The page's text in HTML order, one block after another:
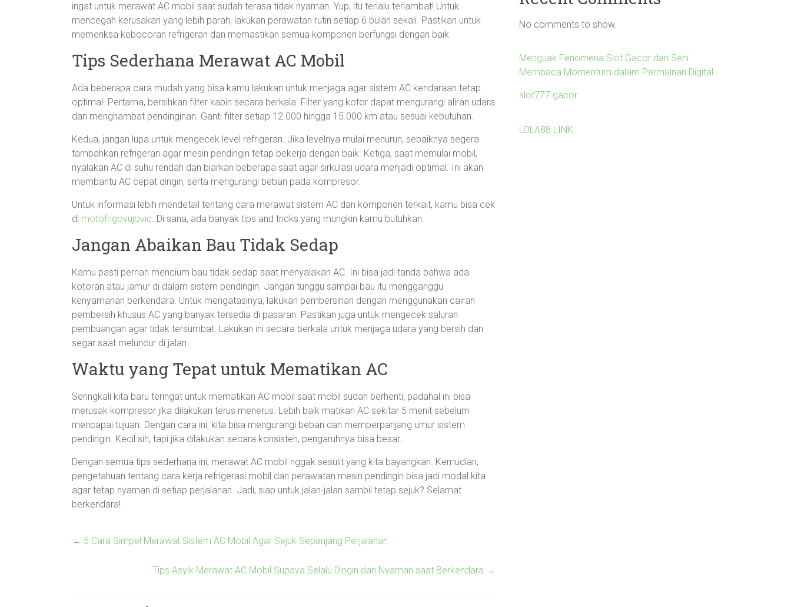
ingat untuk merawat AC mobil saat sudah terasa tidak nyaman. Yup, itu terlalu terlambat! Untuk
mencegah kerusakan yang lebih parah, lakukan perawatan rutin setiap 6 bulan sekali. Pastikan untuk
memeriksa kebocoran refrigeran dan memastikan semua komponen berfungsi dengan baik.
Tips Sederhana Merawat AC Mobil
Ada beberapa cara mudah yang bisa kamu lakukan untuk menjaga agar sistem AC kendaraan tetap
optimal. Pertama, bersihkan filter kabin secara berkala. Filter yang kotor dapat mengurangi aliran udara
dan menghambat pendinginan. Ganti filter setiap 12.000 hingga 15.000 km atau sesuai kebutuhan.
Kedua, jangan lupa untuk mengecek level refrigeran. Jika levelnya mulai menurun, sebaiknya segera
tambahkan refrigeran agar mesin pendingin tetap bekerja dengan baik. Ketiga, saat memulai mobil,
nyalakan AC di suhu rendah dan biarkan beberapa saat agar sirkulasi udara menjadi optimal. Ini akan
membantu AC cepat dingin, serta mengurangi beban pada kompresor.
Untuk informasi lebih mendetail tentang cara merawat sistem AC dan komponen terkait, kamu bisa cek
di motofrigovujovic. Di sana, ada banyak tips and tricks yang mungkin kamu butuhkan.
Jangan Abaikan Bau Tidak Sedap
Kamu pasti pernah mencium bau tidak sedap saat menyalakan AC. Ini bisa jadi tanda bahwa ada
kotoran atau jamur di dalam sistem pendingin. Jangan tunggu sampai bau itu mengganggu
kenyamanan berkendara. Untuk mengatasinya, lakukan pembersihan dengan menggunakan cairan
pembersih khusus AC yang banyak tersedia di pasaran. Pastikan juga untuk mengecek saluran
pembuangan agar tidak tersumbat. Lakukan ini secara berkala untuk menjaga udara yang bersih dan
segar saat meluncur di jalan.
Waktu yang Tepat untuk Mematikan AC
Seringkali kita baru teringat untuk mematikan AC mobil saat mobil sudah berhenti, padahal ini bisa
merusak kompresor jika dilakukan terus menerus. Lebih baik matikan AC sekitar 5 menit sebelum
mencapai tujuan. Dengan cara ini, kita bisa mengurangi beban dan memperpanjang umur sistem
pendingin. Kecil sih, tapi jika dilakukan secara konsisten, pengaruhnya bisa besar.
Dengan semua tips sederhana ini, merawat AC mobil nggak sesulit yang kita bayangkan. Kemudian,
pengetahuan tentang cara kerja refrigerasi mobil dan perawatan mesin pendingin bisa jadi modal kita
agar tetap nyaman di setiap perjalanan. Jadi, siap untuk jalan-jalan sambil tetap sejuk? Selamat
berkendara!
← 5 Cara Simpel Merawat Sistem AC Mobil Agar Sejuk Sepanjang Perjalanan
Tips Asyik Merawat AC Mobil Supaya Selalu Dingin dan Nyaman saat Berkendara →
No comments to show.
Menguak Fenomena Slot Gacor dan Seni
Membaca Momentum dalam Permainan Digital
slot777 gacor
LOLA88 LINK